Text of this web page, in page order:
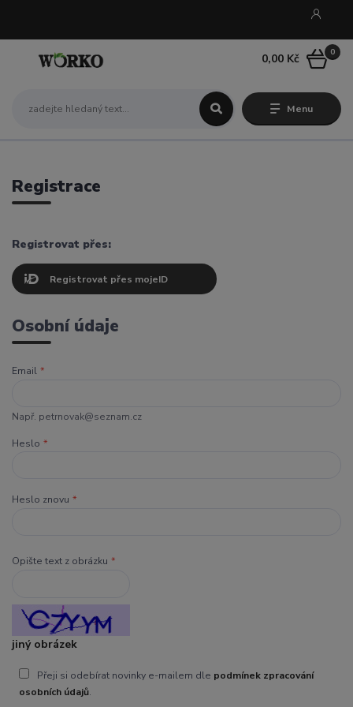
Menu
0
0,00 Kč
Registrace
Registrovat přes:
Registrovat přes mojeID
Osobní údaje
Email *
Např. petrnovak@seznam.cz
Heslo *
Heslo znovu *
Opište text z obrázku *
jiný obrázek
Přeji si odebírat novinky e-mailem dle podmínek zpracování
osobních údajů.